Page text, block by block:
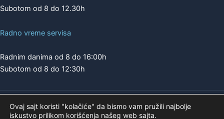
Subotom od 8 do 12.30h
Radno vreme servisa
Radnim danima od 8 do 16:00h
Subotom od 8 do 12:30h
Copyright © 2026 | A.K. STOJANOV
Ovaj sajt koristi "kolačiće" da bismo vam pružili najbolje
iskustvo prilikom korišćenja našeg web sajta.